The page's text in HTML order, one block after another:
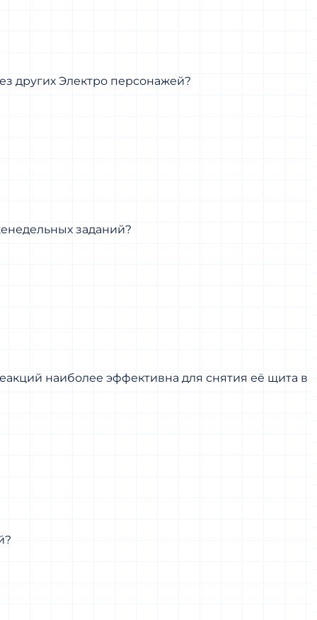
других Электро персонажей?
заданий?
наиболее эффективна для снятия её щита в